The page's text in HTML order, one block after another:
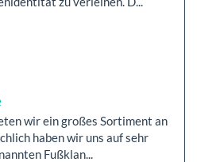
wir ein großes Sortiment an
haben wir uns auf sehr
Fußklan...